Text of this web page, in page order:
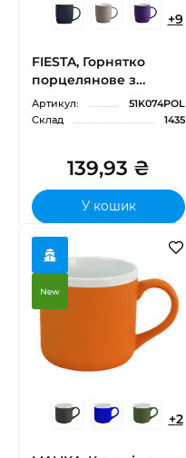
+9
FIESTA, Горнятко
порцелянове з
кольоровим софт тач,
320 мл
Артикул:
51K074POL
Склад
1435
139,93 ₴
У кошик
+2